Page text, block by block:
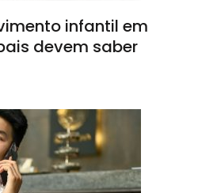
infantil em
devem saber